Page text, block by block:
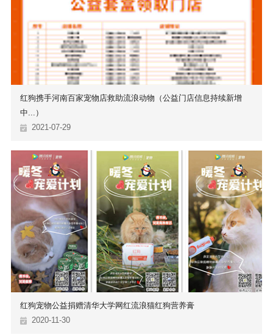
红狗携手河南百家宠物店救助流浪动物（公益门店信息持续新增
中...）
2021-07-29
红狗宠物公益捐赠清华大学网红流浪猫红狗营养膏
2020-11-30